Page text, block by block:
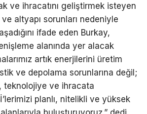
ve ihracatını geliştirmek isteyen
altyapı sorunları nedeniyle
ifade eden Burkay,
alanında yer alacak
artık enerjilerini üretim
ve depolama sorunlarına değil;
teknolojiye ve ihracata
planlı, nitelikli ve yüksek